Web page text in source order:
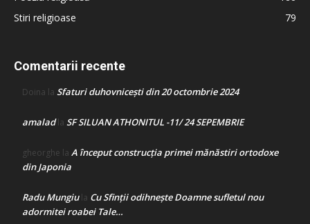
Stiri religioase
79
Comentarii recente
Doina la Sfaturi duhovnicești din 20 octombrie 2024
amaladla SF SILUAN ATHONITUL -11/ 24 SEPEMBRIE
gheorghe la A început construcţia primei mănăstiri ortodoxe
din Japonia
Radu Mungiula Cu Sfinții odihnește Doamne sufletul nou
adormitei roabei Tale…